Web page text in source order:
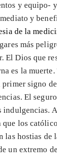
y equipo-
y
de la
más
El Dios que
es la muerte.
signo
El
indulgencias.
los
las hostias de
un extremo